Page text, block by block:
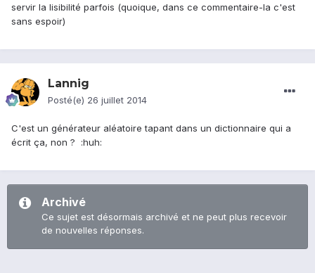
servir la lisibilité parfois (quoique, dans ce commentaire-la c'est
sans espoir)
Lannig
Posté(e) 26 juillet 2014
C'est un générateur aléatoire tapant dans un dictionnaire qui a
écrit ça, non ? :huh:
Archivé
Ce sujet est désormais archivé et ne peut plus recevoir
de nouvelles réponses.